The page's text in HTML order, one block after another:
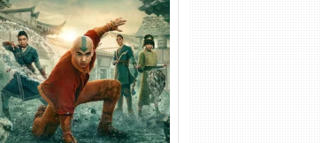
Avatar: O Último Mestre do
Ar 2ª Temporada Torrent
(2026) WEB-DL 1080p Dual
Áudio